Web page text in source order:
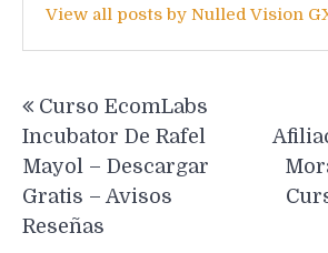
View all posts by Nulled Vision
navigation
Curso EcomLabs
Incubator De Rafel
Mayol – Descargar
Gratis – Avisos
Reseñas